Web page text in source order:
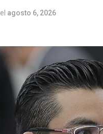
el agosto 6, 2026